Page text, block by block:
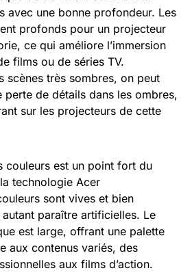
avec une bonne profondeur. Les
profonds pour un projecteur
ce qui améliore l’immersion
films ou de séries TV.
scènes très sombres, on peut
perte de détails dans les ombres,
sur les projecteurs de cette
couleurs est un point fort du
technologie Acer
sont vives et bien
paraître artificielles. Le
est large, offrant une palette
aux contenus variés, des
aux films d’action.